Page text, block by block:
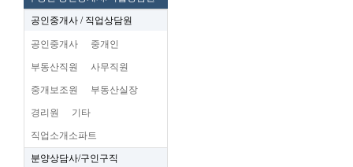
공인중개사 / 직업상담원
공인중개사 중개인
부동산직원 사무직원
중개보조원 부동산실장
경리원 기타
직업소개소파트
분양상담사/구인구직